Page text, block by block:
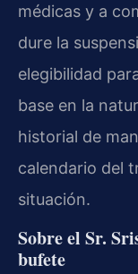
médicas y a
dure la
elegibilidad
base en la
historial de
calendario del
situación.
Sobre el Sr.
bufete